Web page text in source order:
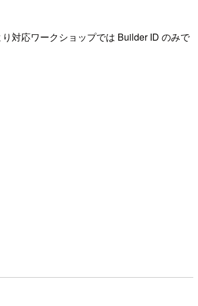
対応ワークショップでは Builder ID のみで